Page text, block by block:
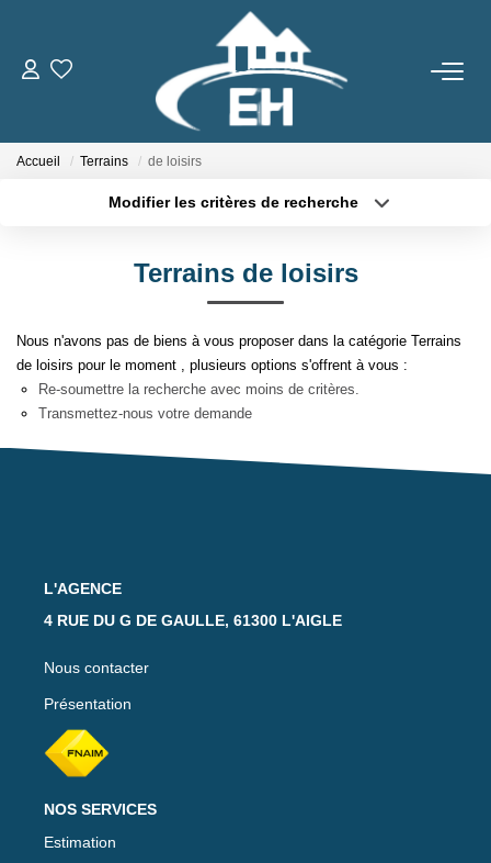
ACHETER
Gestion Locative
ESTIMER
NOTRE AGENCE
Qui Sommes-Nous
Accueil Terrains de loisirs
Modifier les critères de recherche
Budget max Plus de critères
Terrains de loisirs
Nous n'avons pas de biens à vous proposer dans la catégorie Terrains
de loisirs pour le moment , plusieurs options s'offrent à vous :
Re-soumettre la recherche avec moins de critères.
Transmettez-nous votre demande
L'AGENCE
4 RUE DU G DE GAULLE, 61300 L'AIGLE
Nous contacter
Présentation
NOS SERVICES
Estimation